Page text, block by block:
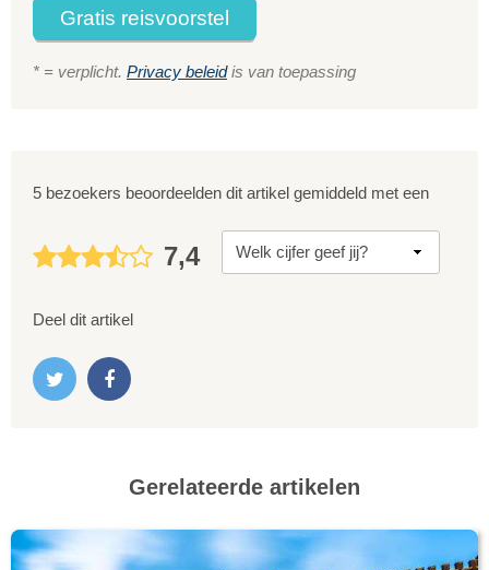
Gratis reisvoorstel
* = verplicht. Privacy beleidis van toepassing
5 bezoekers beoordeelden dit artikel gemiddeld met een
7,4
Deel dit artikel
Gerelateerde artikelen